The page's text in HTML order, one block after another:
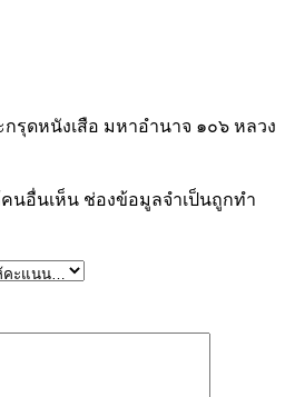
รุดหนังเสือ มหาอำนาจ ๑๐๖ หลวง
นอื่นเห็น ช่องข้อมูลจำเป็นถูกทำ